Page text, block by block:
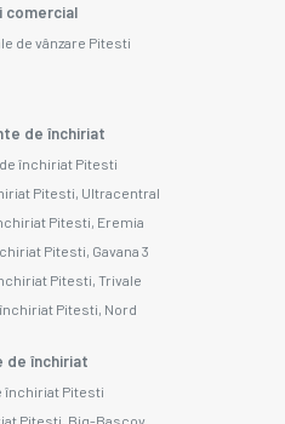
comercial
de vânzare Pitesti
de închiriat
închiriat Pitesti
Pitesti, Ultracentral
Pitesti, Eremia
Pitesti, Gavana 3
Pitesti, Trivale
Pitesti, Nord
de închiriat
închiriat Pitesti
Pitesti, Big-Bascov